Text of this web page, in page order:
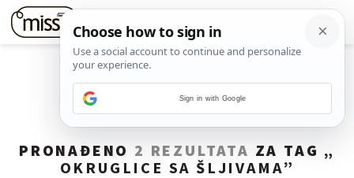
PRONAĐENO 2 REZULTATA ZA TAG „
OKRUGLICE SA ŠLJIVAMA”
Sign in with Google